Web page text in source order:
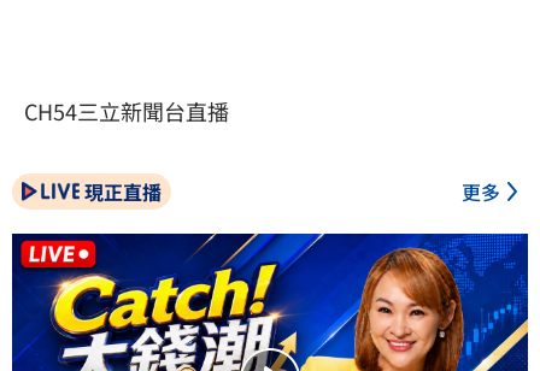
CH54三立新聞台直播
現正直播 更多